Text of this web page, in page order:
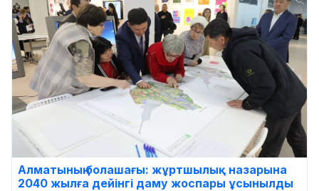
Алматының болашағы: жұртшылық назарына
2040 жылға дейінгі даму жоспары ұсынылды